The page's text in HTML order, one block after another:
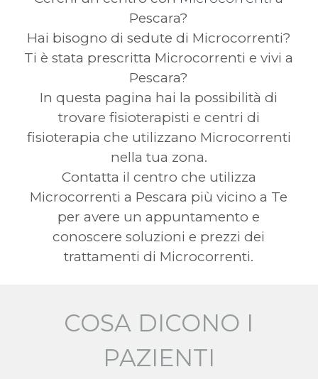
Pescara?
Hai bisogno di sedute di Microcorrenti?
Ti è stata prescritta Microcorrenti e vivi a
Pescara?
In questa pagina hai la possibilità di
trovare fisioterapisti e centri di
fisioterapia che utilizzano Microcorrenti
nella tua zona.
Contatta il centro che utilizza
Microcorrenti a Pescara più vicino a Te
per avere un appuntamento e
conoscere soluzioni e prezzi dei
trattamenti di Microcorrenti.
COSA DICONO I
PAZIENTI